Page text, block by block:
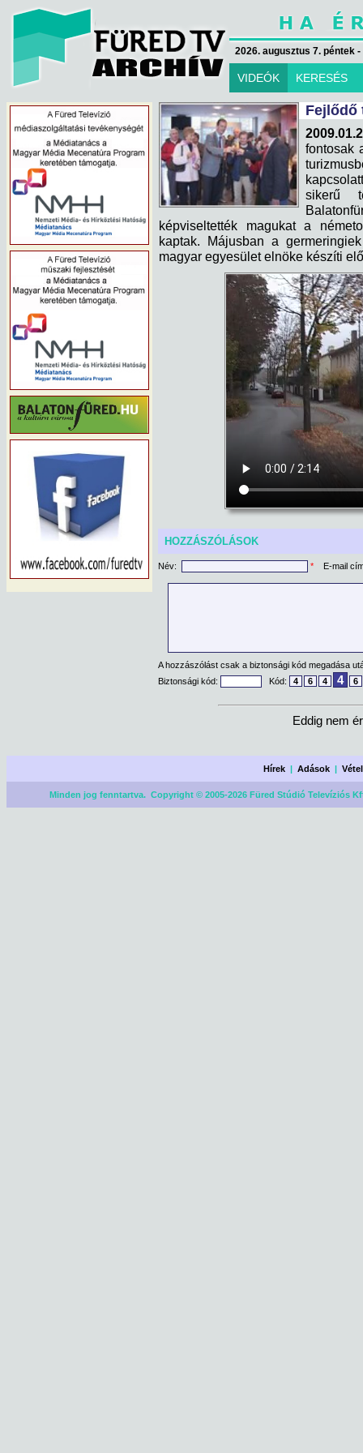
2026. augusztus 7. péntek
VIDEÓK KERESÉS
Fejlődő
fontosak
sikerű
képviseltették magukat a
kaptak. Májusban a
magyar egyesület elnöke készíti
HOZZÁSZÓLÁSOK
Név: * E-mail
A hozzászólást csak a biztonsági kód megadása
Biztonsági kód:
Kód: 4 6 4 4 6
Eddig nem
Hírek |Adások |
Minden jog fenntartva. Copyright © 2005-2026 Füred Stúdió Televíziós